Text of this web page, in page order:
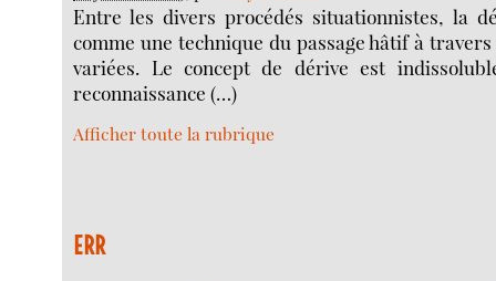
Entre les divers procédés situationnistes, la
comme une technique du passage hâtif à
variées. Le concept de dérive est
reconnaissance (…)
Afficher toute la rubrique
ERR